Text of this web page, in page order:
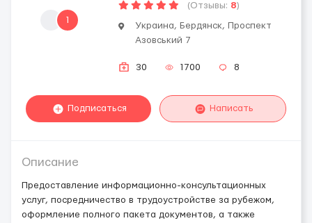
1
(Отзывы: 8)
Украина, Бердянск, Проспект
Азовський 7
30 1700 8
Подписаться Написать
Описание
Предоставление информационно-консультационных
услуг, посредничество в трудоустройстве за рубежом,
оформление полного пакета документов, а также